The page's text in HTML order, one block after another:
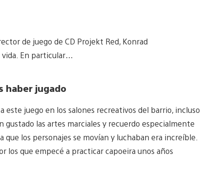
de juego de CD Projekt Red, Konrad
vida. En particular…
haber jugado
este juego en los salones recreativos del barrio, incluso
las artes marciales y recuerdo especialmente
los personajes se movían y luchaban era increíble.
los que empecé a practicar capoeira unos años